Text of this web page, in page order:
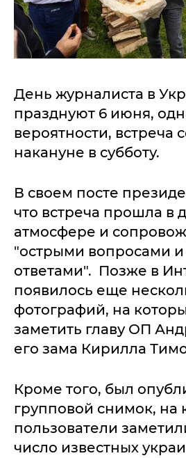
День журналиста в
празднуют 6 июня,
вероятности, встреча
накануне в субботу.
В своем посте
что встреча прошла в
атмосфере и
"острыми вопросами
ответами". Позже в
появилось еще
фотографий, на
заметить главу ОП
его зама Кирилла
Кроме того, был
групповой снимок, на
пользователи
число известных